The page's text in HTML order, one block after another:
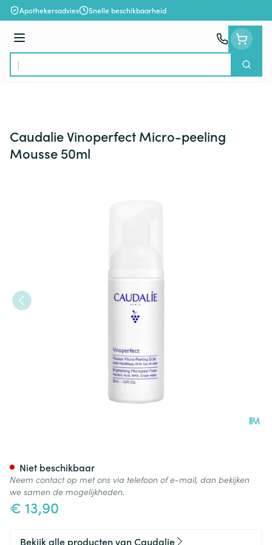
Ga naar de inhoud
Apothekersadvies Snelle beschikbaarheid
Menu
Product, merk, categorie...
Zoek
Caudalie Vinoperfect Micro-peeling
Mousse 50ml
€ 13,90
Niet beschikbaar
Neem contact op met ons via telefoon of e-mail, dan bekijken
we samen de mogelijkheden.
Bekijk alle producten van Caudalie